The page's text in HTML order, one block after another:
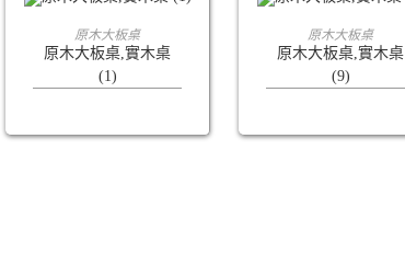
查看內容
原木大板桌
原木大板桌,實木桌
(1)
查看內容
原木大板桌
原木大板桌,實木桌
(9)